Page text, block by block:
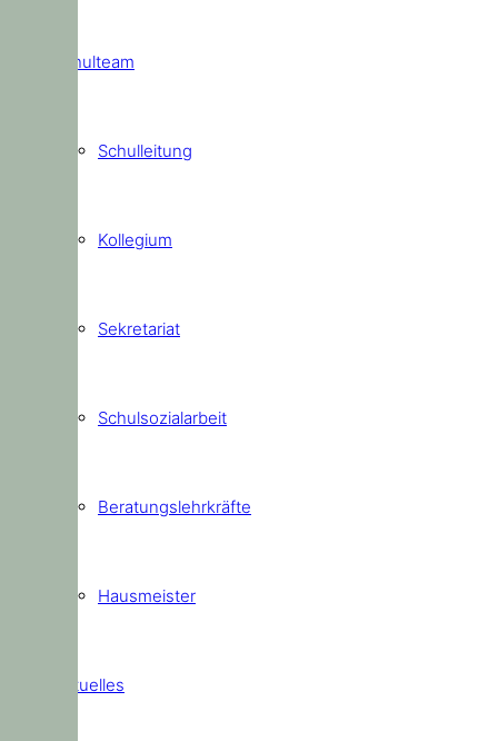
Schulteam
Schulleitung
Kollegium
Sekretariat
Schulsozialarbeit
Beratungslehrkräfte
Hausmeister
Aktuelles